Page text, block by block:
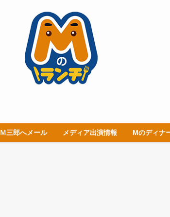
Ｍ三郎へメール メディア出演情報 Mのディナ